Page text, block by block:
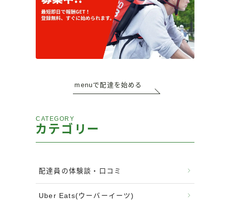
menuで配達を始める
CATEGORY
カテゴリー
配達員の体験談・口コミ
Uber Eats(ウーバーイーツ)